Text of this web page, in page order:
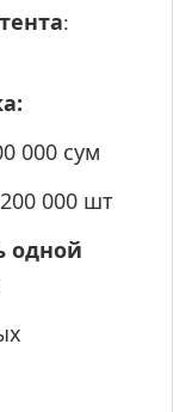
:
000 сум
200 000 шт
одной